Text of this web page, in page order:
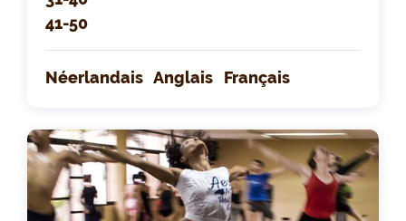
41-50
Néerlandais Anglais Français